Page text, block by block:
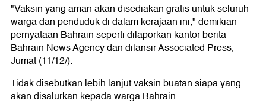
"Vaksin yang aman akan disediakan gratis untuk seluruh
warga dan penduduk di dalam kerajaan ini," demikian
pernyataan Bahrain seperti dilaporkan kantor berita
Bahrain News Agency dan dilansir Associated Press,
Jumat (11/12/).
Tidak disebutkan lebih lanjut vaksin buatan siapa yang
akan disalurkan kepada warga Bahrain.